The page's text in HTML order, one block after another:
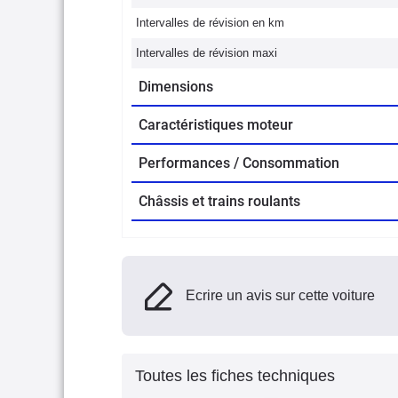
Intervalles de révision en km
Intervalles de révision maxi
Dimensions
Caractéristiques moteur
Performances / Consommation
Châssis et trains roulants
Ecrire un avis sur cette voiture
Toutes les fiches techniques